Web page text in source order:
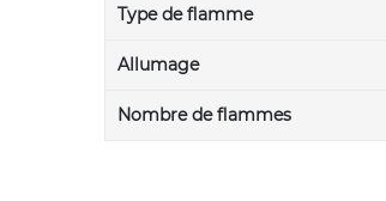
Type de flamme
Allumage
Nombre de flammes